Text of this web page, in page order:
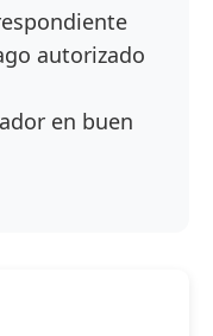
autorizado
en buen